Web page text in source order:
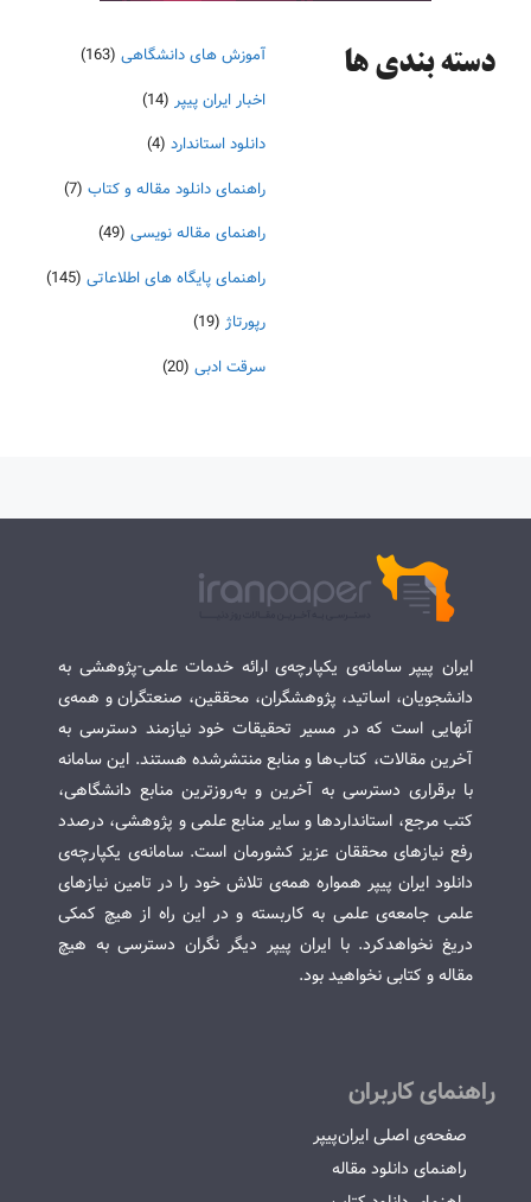
دسته‌ بندی ها آموزش های دانشگاهی (163)
اخبار ایران پیپر (14)
دانلود استاندارد (4)
راهنمای دانلود مقاله و کتاب (7)
راهنمای مقاله نویسی (49)
راهنمای پایگاه های اطلاعاتی (145)
رپورتاژ (19)
سرقت ادبی (20)
ایران پیپر سامانه‌ی یکپارچه‌ی ارائه خدمات علمی-پژوهشی به
دانشجویان، اساتید، پژوهشگران، محققین، صنعتگران و همه‌ی
آنهایی است که در مسیر تحقیقات خود نیازمند دسترسی به
آخرین مقالات، کتاب‌ها و منابع منتشرشده هستند. این سامانه
با برقراری دسترسی به آخرین و به‌روزترین منابع دانشگاهی،
کتب مرجع، استانداردها و سایر منابع علمی و پژوهشی، درصدد
رفع نیازهای محققان عزیز کشورمان است. سامانه‌ی یکپارچه‌ی
دانلود ایران پیپر همواره همه‌ی تلاش خود را در تامین نیازهای
علمی جامعه‌ی علمی به کاربسته و در این راه از هیچ کمکی
دریغ نخواهدکرد. با ایران پیپر دیگر نگران دسترسی به هیچ
مقاله و کتابی نخواهید بود.
راهنمای کاربران
صفحه‌ی اصلی ایران‌پیپر
راهنمای دانلود مقاله